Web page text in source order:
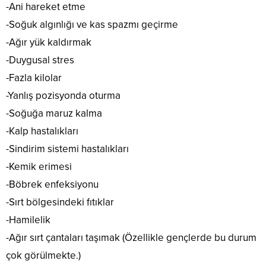
-Ani hareket etme
-Soğuk algınlığı ve kas spazmı geçirme
-Ağır yük kaldırmak
-Duygusal stres
-Fazla kilolar
-Yanlış pozisyonda oturma
-Soğuğa maruz kalma
-Kalp hastalıkları
-Sindirim sistemi hastalıkları
-Kemik erimesi
-Böbrek enfeksiyonu
-Sırt bölgesindeki fıtıklar
-Hamilelik
-Ağır sırt çantaları taşımak (Özellikle gençlerde bu durum
çok görülmekte.)